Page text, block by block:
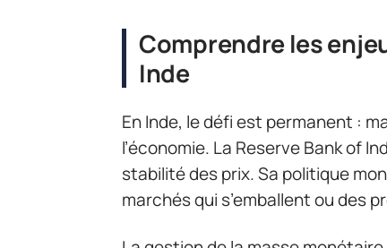
Comprendre les
Inde
En Inde, le défi est permanent :
l’économie. La Reserve Bank of
stabilité des prix. Sa politique
marchés qui s’emballent ou des